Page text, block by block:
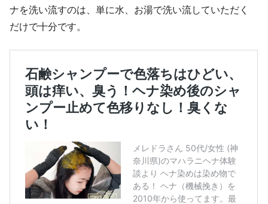
ナを洗い流すのは、単に水、お湯で洗い流していただく
だけで十分です。